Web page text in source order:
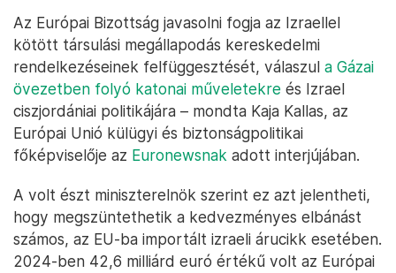
Az Európai Bizottság javasolni fogja az Izraellel
kötött társulási megállapodás kereskedelmi
rendelkezéseinek felfüggesztését, válaszul a Gázai
övezetben folyó katonai műveletekre és Izrael
ciszjordániai politikájára – mondta Kaja Kallas, az
Európai Unió külügyi és biztonságpolitikai
főképviselője az Euronewsnak adott interjújában.
A volt észt miniszterelnök szerint ez azt jelentheti,
hogy megszüntethetik a kedvezményes elbánást
számos, az EU-ba importált izraeli árucikk esetében.
2024-ben 42,6 milliárd euró értékű volt az Európai